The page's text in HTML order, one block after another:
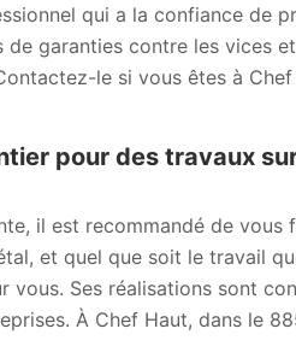
qui a la confiance de
garanties contre les vices
le si vous êtes à
pour des travaux
il est recommandé de vous
et quel que soit le travail
Ses réalisations sont
À Chef Haut, dans le